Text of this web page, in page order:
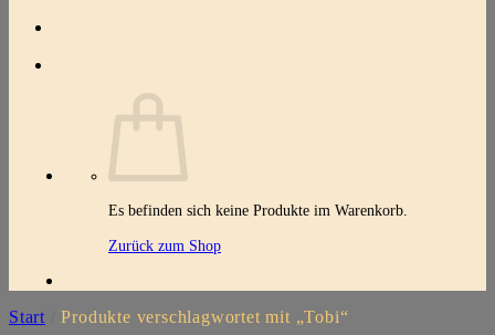
Es befinden sich keine Produkte im Warenkorb.
Zurück zum Shop
Start Produkte verschlagwortet mit „Tobi“